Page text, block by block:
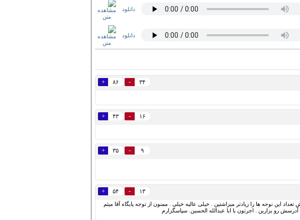
دانلود
دانلود
۸۶ + ۳۴ -
۴۳ + ۱۶ -
۳۵ + ۹ -
۵۴ + ۱۳ -
این نوحه ها را زیادتر میزاشتین . خیلی عالیه خیلی . ممنون از توجه پایگاه آقا میثم
رو بزارین . اجرتون با ابا عبدالله الحسین. سپاسگزارم